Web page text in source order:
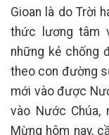
Gioan là do Trời
thức lương tâm
những kẻ chống
theo con đường
mới vào được
vào Nước Chúa,
Mừng hôm nay,